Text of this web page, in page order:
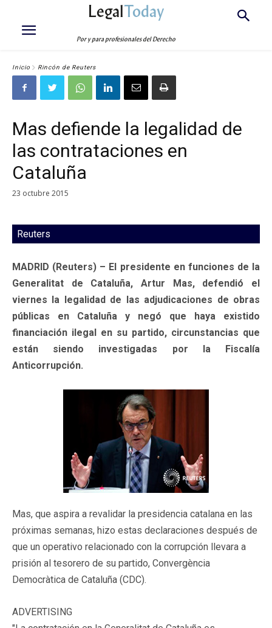
LegalToday
Por y para profesionales del Derecho
Inicio Rincón de Reuters
Mas defiende la legalidad de
las contrataciones en
Cataluña
23 octubre 2015
Reuters
MADRID (Reuters) – El presidente en funciones de la
Generalitat de Cataluña, Artur Mas, defendió el
viernes la legalidad de las adjudicaciones de obras
públicas en Cataluña y negó que haya existido
financiación ilegal en su partido, circunstancias que
están siendo investigadas por la Fiscalía
Anticorrupción.
Mas, que aspira a revalidar la presidencia catalana en las
próximas semanas, hizo estas declaraciones después de
que un operativo relacionado con la corrupción llevara a
prisión al tesorero de su partido, Convergència
Democràtica de Cataluña (CDC).
ADVERTISING